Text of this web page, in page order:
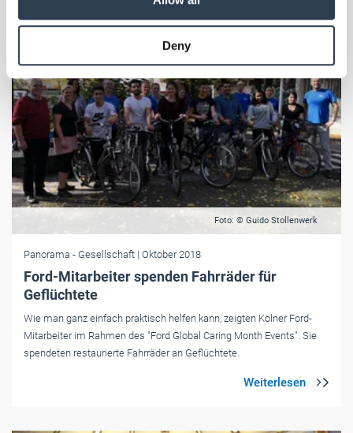
provided to them or that they’ve collected from your use
Weitere Informationen:Impressum Datenschutz
Deny
Foto: © Guido Stollenwerk
Panorama - Gesellschaft | Oktober 2018
Ford-Mitarbeiter spenden Fahrräder für
Geflüchtete
Wie man ganz einfach praktisch helfen kann, zeigten Kölner Ford-
Mitarbeiter im Rahmen des "Ford Global Caring Month Events". Sie
spendeten restaurierte Fahrräder an Geflüchtete.